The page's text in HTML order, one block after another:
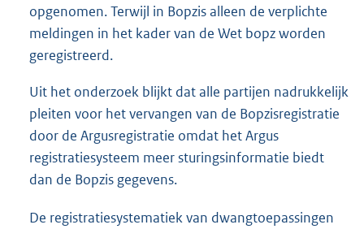
opgenomen. Terwijl in Bopzis alleen de verplichte
meldingen in het kader van de Wet bopz worden
geregistreerd.
Uit het onderzoek blijkt dat alle partijen nadrukkelijk
pleiten voor het vervangen van de Bopzisregistratie
door de Argusregistratie omdat het Argus
registratiesysteem meer sturingsinformatie biedt
dan de Bopzis gegevens.
De registratiesystematiek van dwangtoepassingen